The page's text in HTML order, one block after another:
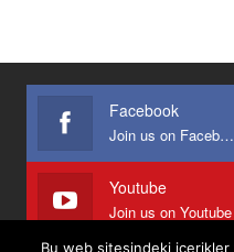
Facebook
Join us on Facebook
Youtube
Join us on Youtube
Bu web sitesindeki içerikler